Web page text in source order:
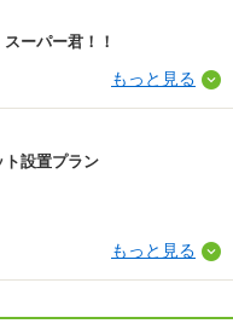
ーパー君！！
もっと見る
ト設置プラン
もっと見る